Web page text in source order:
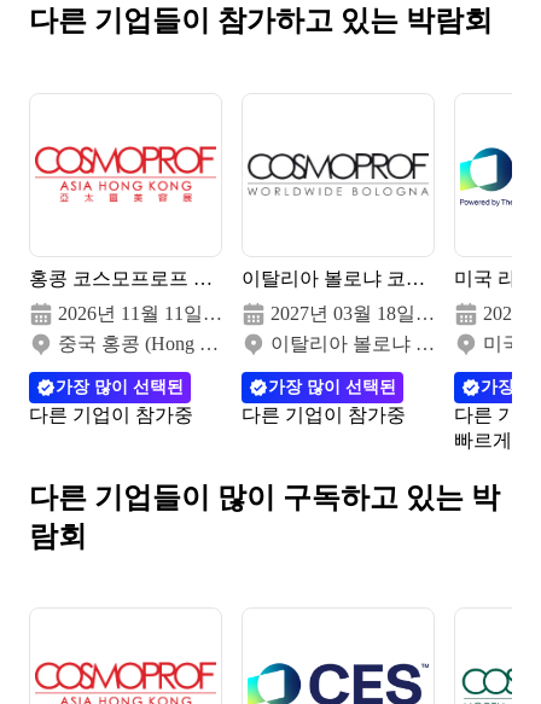
다른 기업들이 참가하고 있는 박람회
홍콩 코스모프로프 아시아 2026
2026년 11월 11일(수) - 13일(금)
중국 홍콩 (Hong Kong Convention and Exhibition Centre (HKCEC))
가장 많이 선택된
다른 기업이 참가중
이탈리아 볼로냐 코스모프로프 뷰티 박람회 2027
2027년 03월 18일(목) - 21일(일)
이탈리아 볼로냐 (Bologna Exhibition Centre)
가장 많이 선택된
다른 기업이 참가중
가장 많
다른 기
빠르게 마
다른 기업들이 많이 구독하고 있는 박
람회